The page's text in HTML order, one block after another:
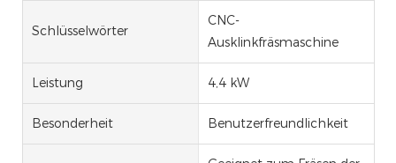
Schlüsselwörter
CNC-
Ausklinkfräsmaschine
Leistung 4,4 kW
Besonderheit Benutzerfreundlichkeit